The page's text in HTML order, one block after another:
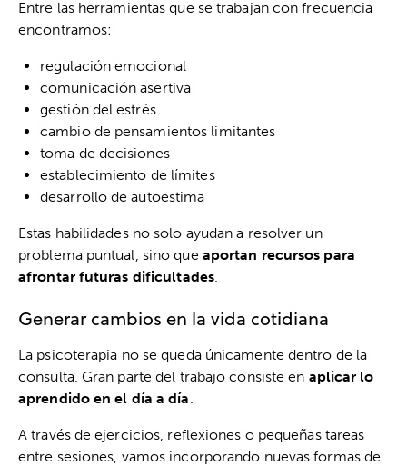
Entre las herramientas que se trabajan con frecuencia
encontramos:
regulación emocional
comunicación asertiva
gestión del estrés
cambio de pensamientos limitantes
toma de decisiones
establecimiento de límites
desarrollo de autoestima
Estas habilidades no solo ayudan a resolver un
problema puntual, sino que aportan recursos para
afrontar futuras dificultades.
Generar cambios en la vida cotidiana
La psicoterapia no se queda únicamente dentro de la
consulta. Gran parte del trabajo consiste en aplicar lo
aprendido en el día a día
A través de ejercicios, reflexiones o pequeñas tareas
entre sesiones, vamos incorporando nuevas formas de